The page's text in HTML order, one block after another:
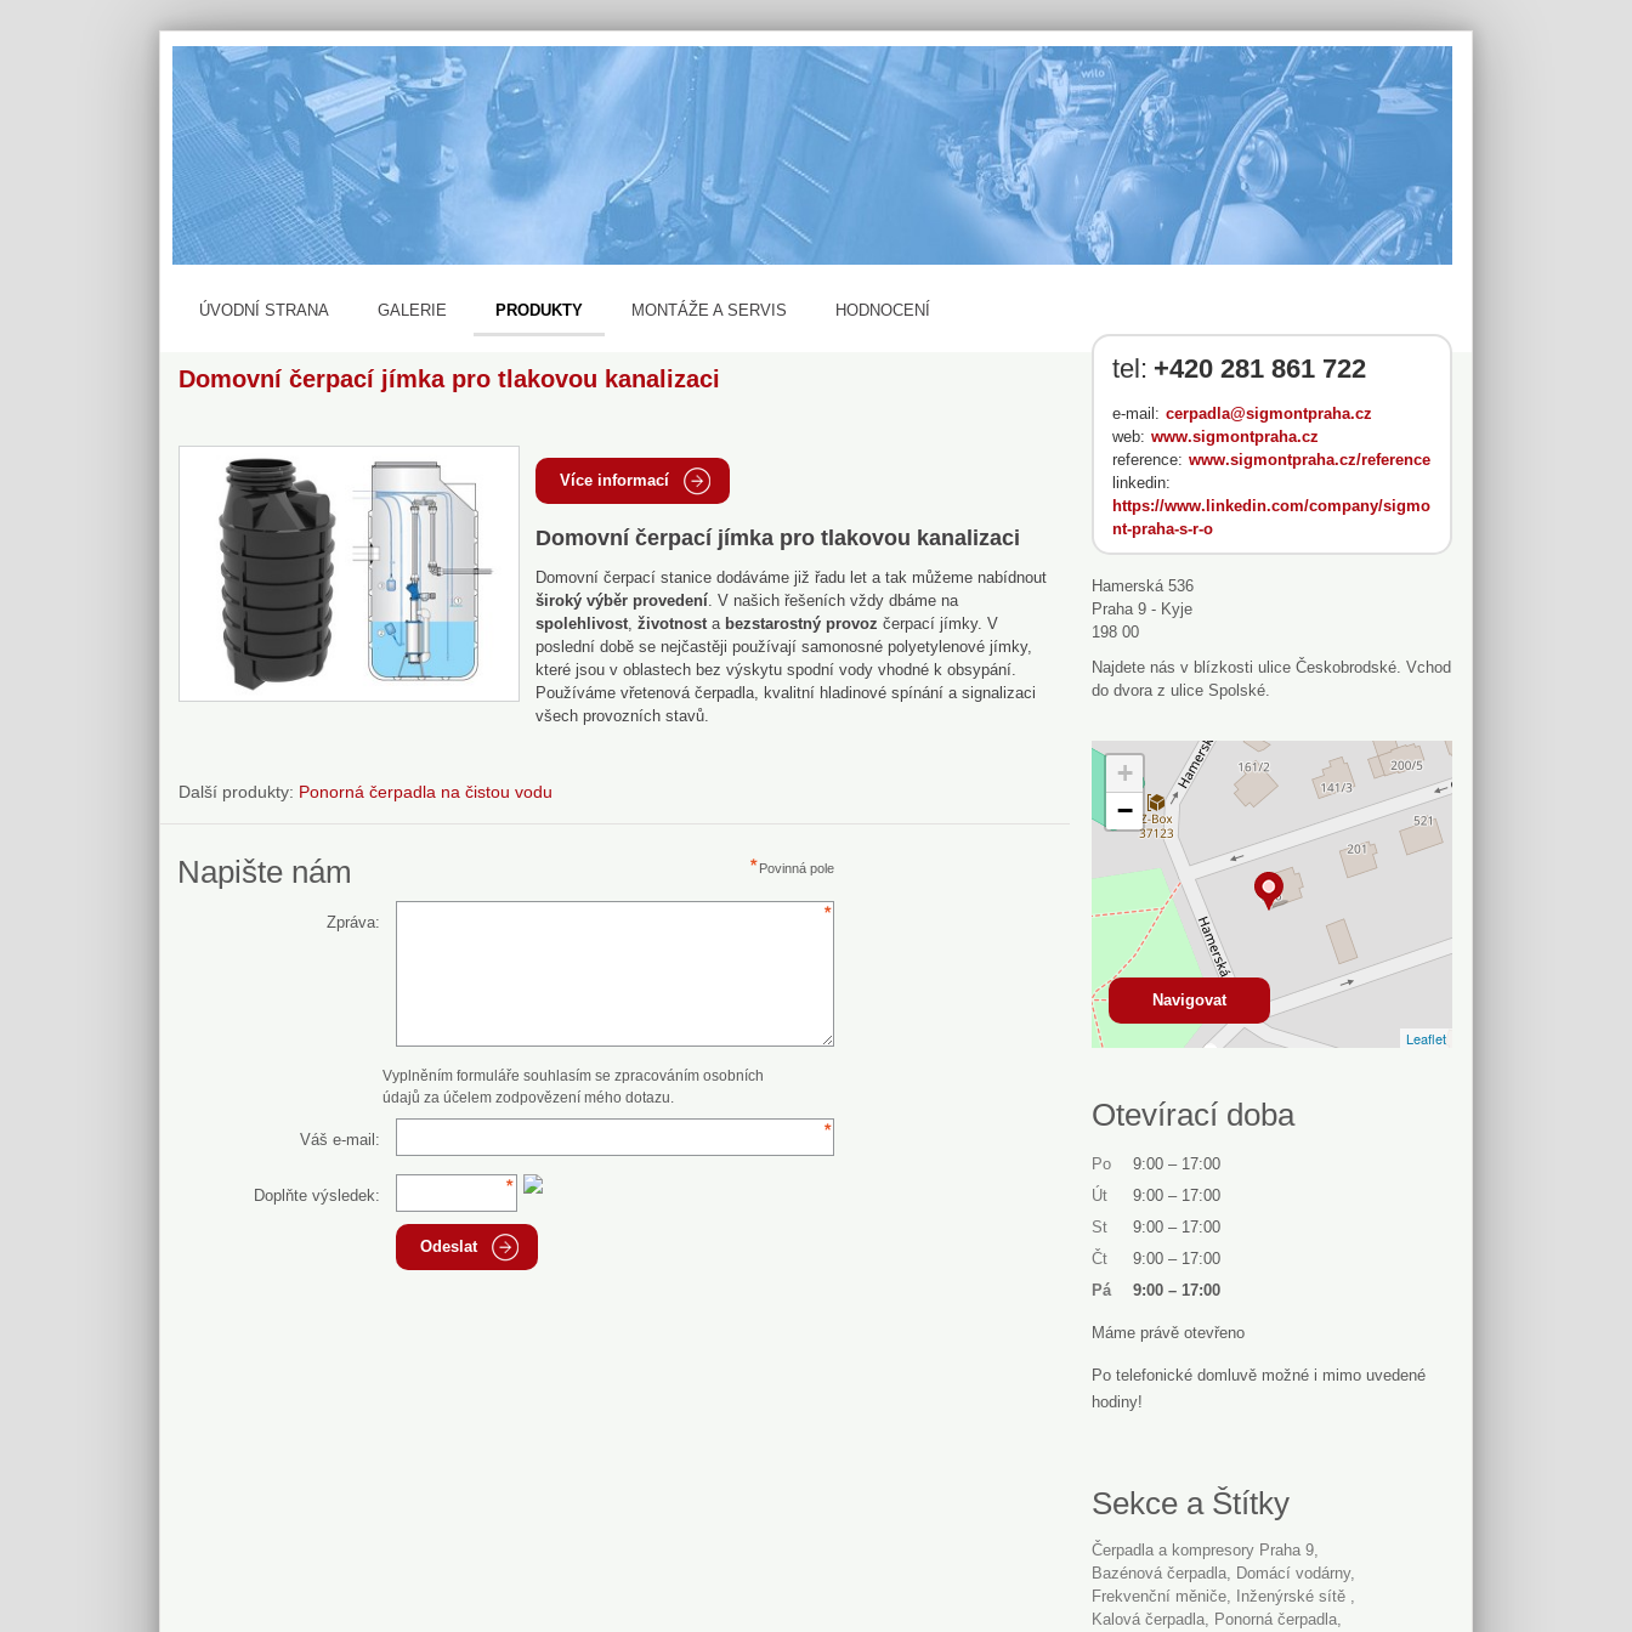
ÚVODNÍ STRANA GALERIE PRODUKTY MONTÁŽE A SERVIS HODNOCENÍ
Domovní čerpací jímka pro tlakovou kanalizaci
Více informací
Domovní čerpací jímka pro tlakovou kanalizaci
Domovní čerpací stanice dodáváme již řadu let a tak můžeme nabídnout
široký výběr provedení . V našich řešeních vždy dbáme na
spolehlivost životnost a bezstarostný provoz čerpací jímky. V
poslední době se nejčastěji používají samonosné polyetylenové jímky,
které jsou v oblastech bez výskytu spodní vody vhodné k obsypání.
Používáme vřetenová čerpadla, kvalitní hladinové spínání a signalizaci
všech provozních stavů.
Další produkty: Ponorná čerpadla na čistou vodu
Napište nám Povinná pole
Zpráva:
Vyplněním formuláře souhlasím se zpracováním osobních
údajů za účelem zodpovězení mého dotazu.
Váš e-mail:
Doplňte výsledek:
Odeslat
tel: +420 281 861 722
e-mail: cerpadla@sigmontpraha.cz
web: www.sigmontpraha.cz
reference: www.sigmontpraha.cz/reference
linkedin:
https://www.linkedin.com/company/sigmo
nt-praha-s-r-o
Hamerská 536
Praha 9 - Kyje
198 00
Najdete nás v blízkosti ulice Českobrodské. Vchod
do dvora z ulice Spolské.
+
−
Leaflet
Navigovat
Otevírací doba
Po 9:00 – 17:00
Út
9:00 – 17:00
St
9:00 – 17:00
Čt
9:00 – 17:00
Pá
9:00 – 17:00
Máme právě otevřeno
Po telefonické domluvě možné i mimo uvedené
hodiny!
Sekce a Štítky
Čerpadla a kompresory Praha 9
bazénová čerpadla
domácí vodárny
frekvenční měniče
Inženýrské sítě
kalová čerpadla
ponorná čerpadla